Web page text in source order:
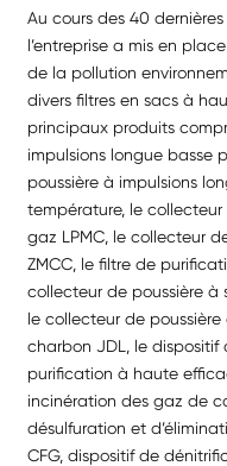
Au cours des 40
l’entreprise a mis en
de la pollution
divers filtres en sacs à
principaux produits
impulsions longue basse
poussière à impulsions
température, le
gaz LPMC, le collecteur
ZMCC, le filtre de
collecteur de poussière à
le collecteur de
charbon JDL, le
purification à haute
incinération des gaz de
désulfuration et
CFG, dispositif de